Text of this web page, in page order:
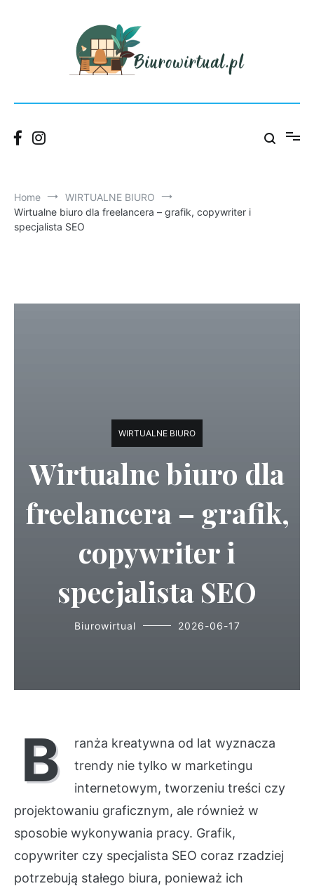
Biurowirtual
Home
WIRTUALNE BIURO
Wirtualne biuro dla freelancera – grafik, copywriter i
specjalista SEO
WIRTUALNE BIURO
Wirtualne biuro dla
freelancera – grafik,
copywriter i
specjalista SEO
Biurowirtual 2026-06-17
B
ranża kreatywna od lat wyznacza
trendy nie tylko w marketingu
internetowym, tworzeniu treści czy
projektowaniu graficznym, ale również w
sposobie wykonywania pracy. Grafik,
copywriter czy specjalista SEO coraz rzadziej
potrzebują stałego biura, ponieważ ich